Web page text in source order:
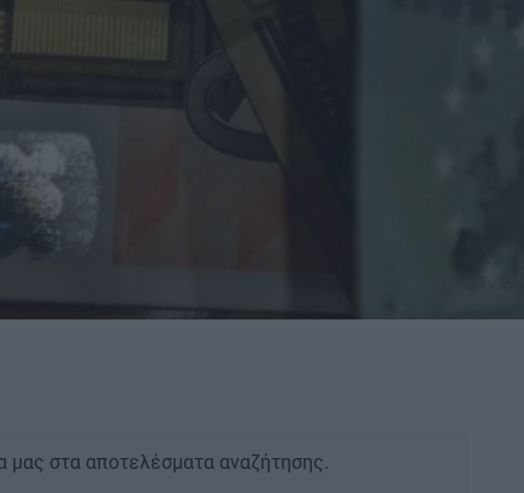
μας στα αποτελέσματα αναζήτησης.